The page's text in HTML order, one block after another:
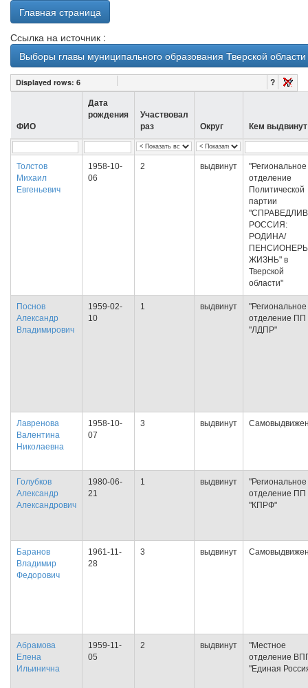
Главная страница
Ссылка на источник :
Выборы главы муниципального образования Тверской
Displayed rows: 6 ?
ФИО
Дата
рождения
Участвовал
раз
Округ Кем выдвинут
Толстов
Михаил
Евгеньевич
1958-10-
06
2 выдвинут
"Региональное
отделение
Политической
партии
РОССИЯ:
РОДИНА/
ЖИЗНЬ" в
Тверской
области"
Поснов
Александр
Владимирович
1959-02-
10
1 выдвинут
"Региональное
отделение ПП
"ЛДПР"
Лавренова
Валентина
Николаевна
1958-10-
07
3 выдвинут
Голубков
Александр
Александрович
1980-06-
21
1 выдвинут
"Региональное
отделение ПП
"КПРФ"
Баранов
Владимир
Федорович
1961-11-
28
3 выдвинут
Абрамова
Елена
Ильинична
1959-11-
05
2 выдвинут
"Местное
отделение
"Единая